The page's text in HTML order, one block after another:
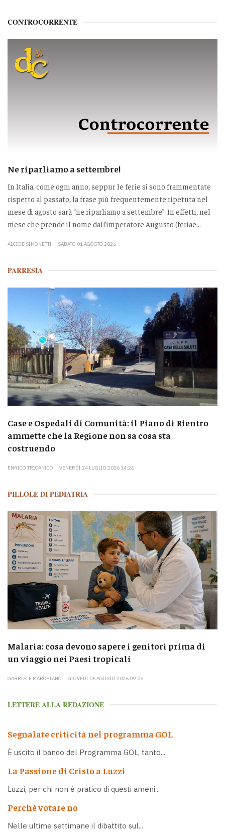
CONTROCORRENTE
Ne riparliamo a settembre!
In Italia, come ogni anno, seppur le ferie si sono frammentate
rispetto al passato, la frase più frequentemente ripetuta nel
mese di agosto sarà “ne riparliamo a settembre”. In effetti, nel
mese che prende il nome dall’imperatore Augusto (feriae...
ALCIDE SIMONETTI SABATO 01 AGOSTO 2026
PARRESIA
Case e Ospedali di Comunità: il Piano di Rientro
ammette che la Regione non sa cosa sta
costruendo
ENRICO TRICANICO VENERDÌ 24 LUGLIO 2026 14:26
PILLOLE DI PEDIATRIA
Malaria: cosa devono sapere i genitori prima di
un viaggio nei Paesi tropicali
GABRIELE MARCHIANÒ GIOVEDÌ 06 AGOSTO 2026 09:05
LETTERE ALLA REDAZIONE
Segnalate criticità nel programma GOL
È uscito il bando del Programma GOL, tanto...
La Passione di Cristo a Luzzi
Luzzi, per chi non è pratico di questi ameni...
Perché votare no
Nelle ultime settimane il dibattito sul...